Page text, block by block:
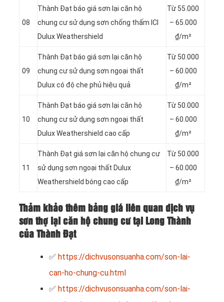
08
Thành Đạt báo giá sơn lại căn hộ
chung cư sử dụng sơn chống thấm ICI
Dulux Weathershield
Từ 55.000
– 65.000
₫/m²
09
Thành Đạt báo giá sơn lại căn hộ
chung cư sử dụng sơn ngoại thất
Dulux có độ che phủ hiệu quả
Từ 50.000
– 60.000
₫/m²
10
Thành Đạt báo giá sơn lại căn hộ
chung cư sử dụng sơn ngoại thất
Dulux Weathershield cao cấp
Từ 50.000
– 60.000
₫/m²
11
Thành Đạt giá sơn lại căn hộ chung cư
sử dụng sơn ngoại thất Dulux
Weathershield bóng cao cấp
Từ 50.000
– 60.000
₫/m²
Thảm khảo thêm bảng giá liên quan dịch vụ
sơn thợ lại căn hộ chung cư tại Long Thành
của Thành Đạt
✅ https://dichvusonsuanha.com/son-lai-
can-ho-chung-cu.html
✅ https://dichvusonsuanha.com/son-lai-